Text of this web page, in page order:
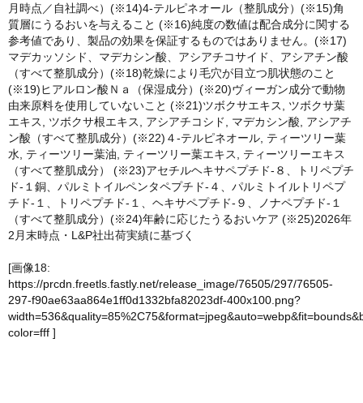
月時点／自社調べ）(※14)4-テルピネオール（整肌成分）(※15)角
質層にうるおいを与えること (※16)純度の数値は配合成分に関する
参考値であり、製品の効果を保証するものではありません。(※17)
マデカッソシド、マデカシン酸、アシアチコサイド、アシアチン酸
（すべて整肌成分）(※18)乾燥により毛穴が目立つ肌状態のこと
(※19)ヒアルロン酸Ｎａ（保湿成分）(※20)ヴィーガン成分で動物
由来原料を使用していないこと (※21)ツボクサエキス, ツボクサ葉
エキス, ツボクサ根エキス, アシアチコシド, マデカシン酸, アシアチ
ン酸（すべて整肌成分）(※22)４-テルピネオール, ティーツリー葉
水, ティーツリー葉油, ティーツリー葉エキス, ティーツリーエキス
（すべて整肌成分） (※23)アセチルヘキサペプチド-８、トリペプチ
ド-１銅、パルミトイルペンタペプチド-４、パルミトイルトリペプ
チド-１、トリペプチド-１、ヘキサペプチド-９、ノナペプチド-１
（すべて整肌成分）(※24)年齢に応じたうるおいケア (※25)2026年
2月末時点・L&P社出荷実績に基づく
[画像18:
https://prcdn.freetls.fastly.net/release_image/76505/297/76505-
297-f90ae63aa864e1ff0d1332bfa82023df-400x100.png?
color=fff ]